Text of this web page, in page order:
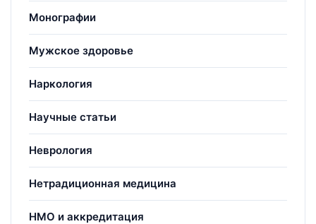
Монографии
Мужское здоровье
Наркология
Научные статьи
Неврология
Нетрадиционная медицина
НМО и аккредитация